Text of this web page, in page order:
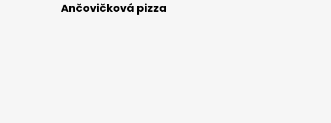
Ančovičková pizza